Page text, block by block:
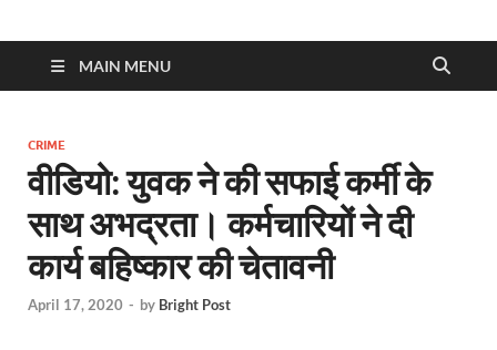
MAIN MENU
CRIME
वीडियो: युवक ने की सफाई कर्मी के
साथ अभद्रता। कर्मचारियों ने दी
कार्य बहिष्कार की चेतावनी
April 17, 2020 - by Bright Post